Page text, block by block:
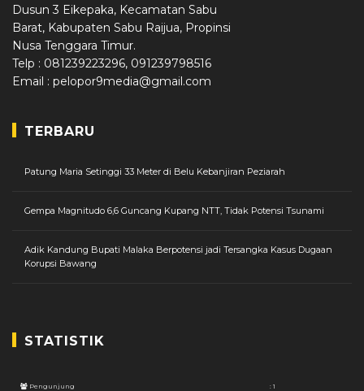
Dusun 3 Eikepaka, Kecamatan Sabu
Barat, Kabupaten Sabu Raijua, Propinsi
Nusa Tenggara Timur.
Telp : 081239223296, 091239798516
Email : pelopor9media@gmail.com
TERBARU
Patung Maria Setinggi 33 Meter di Belu Kebanjiran Peziarah
Gempa Magnitudo 6,6 Guncang Kupang NTT, Tidak Potensi Tsunami
Adik Kandung Bupati Malaka Berpotensi jadi Tersangka Kasus Dugaan
Korupsi Bawang
STATISTIK
Pengunjung : 1